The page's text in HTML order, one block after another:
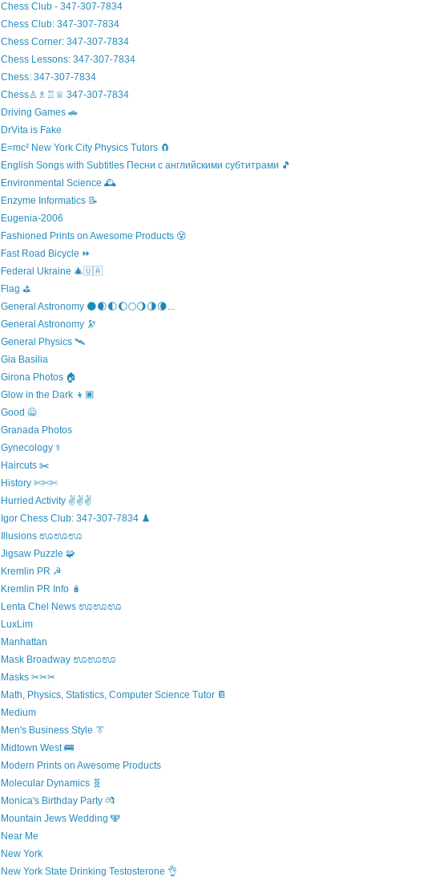
Chess Club - 347-307-7834
Chess Club: 347-307-7834
Chess Corner: 347-307-7834
Chess Lessons: 347-307-7834
Chess: 347-307-7834
Chess♙♗♖♕ 347-307-7834
Driving Games 🚗
DrVita is Fake
E=mc² New York City Physics Tutors 🧲
English Songs with Subtitles Песни с английскими субтитрами 🎵
Environmental Science 🕰️
Enzyme Informatics 📝
Eugenia-2006
Fashioned Prints on Awesome Products 😵
Fast Road Bicycle ⏩
Federal Ukraine 🎄🇺🇦
Flag ⛳
General Astronomy 🌑🌒🌓🌔🌕🌖🌗🌘...
General Astronomy 🔭
General Physics 🛰
Gia Basilia
Girona Photos 🏠
Glow in the Dark 👦🏿
Good 🙅
Granada Photos
Gynecology ⚕️
Haircuts ✂️
History ✄✄✄
Hurried Activity ✌✌✌
Igor Chess Club: 347-307-7834 ♟️
Illusions ಊಊಊ
Jigsaw Puzzle 🧩
Kremlin PR ☭
Kremlin PR Info 🪆
Lenta Chel News ಊಊಊ
LuxLim
Manhattan
Mask Broadway ಊಊಊ
Masks ✂✂✂
Math, Physics, Statistics, Computer Science Tutor 📔
Medium
Men's Business Style 👔
Midtown West 🚌
Modern Prints on Awesome Products
Molecular Dynamics 🧬
Monica's Birthday Party 💏
Mountain Jews Wedding 🕎
Near Me
New York
New York State Drinking Testosterone 👌